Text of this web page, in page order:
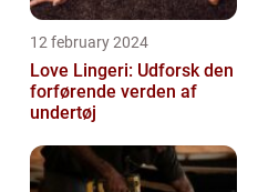
12 february 2024
Love Lingeri: Udforsk den
forførende verden af
undertøj